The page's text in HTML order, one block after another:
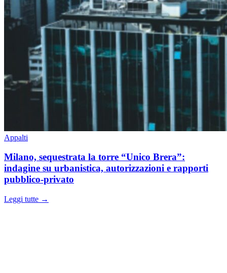
Appalti
Milano, sequestrata la torre “Unico Brera”:
indagine su urbanistica, autorizzazioni e rapporti
pubblico-privato
Leggi tutte →